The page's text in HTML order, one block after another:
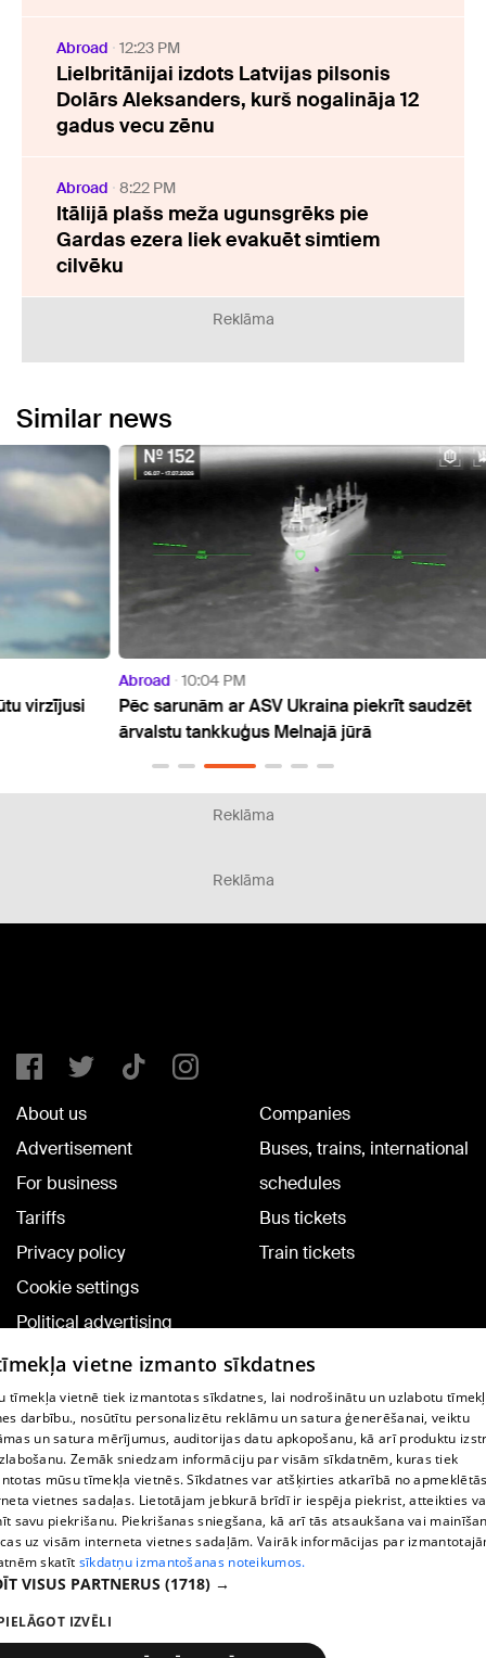
Abroad 12:23 PM
Lielbritānijai izdots Latvijas pilsonis
Dolārs Aleksanders, kurš nogalināja 12
gadus vecu zēnu
Abroad 8:22 PM
Itālijā plašs meža ugunsgrēks pie
Gardas ezera liek evakuēt simtiem
cilvēku
Reklāma
Similar news
10:04 PM
Pēc sarunām ar ASV Ukraina piekrīt saudzēt
ārvalstu tankkuģus Melnajā jūrā
Reklāma
Reklāma
About us
Advertisement
For business
Tariffs
Privacy policy
Cookie settings
Political advertising
Cookie policy
Commenting terms
Companies
Buses, trains, international
schedules
Bus tickets
Train tickets
TV program
Contract rules
360 Ziņu kontakti
Helio Media
Vortal assistance service: e-mail -
vietne izmanto sīkdatnes
tīmekļa vietnē tiek izmantotas sīkdatnes, lai nodrošinātu un uzlabotu
darbību., nosūtītu personalizētu reklāmu un satura ģenerēšanai, veiktu
un satura mērījumus, auditorijas datu apkopošanu, kā arī produktu
Zemāk sniedzam informāciju par visām sīkdatnēm, kuras tiek
mūsu tīmekļa vietnēs. Sīkdatnes var atšķirties atkarībā no
vietnes sadaļas. Lietotājam jebkurā brīdī ir iespēja piekrist, atteikties
savu piekrišanu. Piekrišanas sniegšana, kā arī tās atsaukšana vai
uz visām interneta vietnes sadaļām. Vairāk informācijas par
skatīt sīkdatņu izmantošanas noteikumos.
VISUS PARTNERUS (1718) →
IZVĒLI